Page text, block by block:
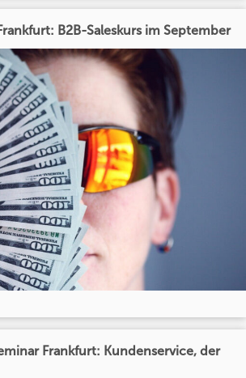
B2B-Saleskurs im September
Frankfurt: Kundenservice, der